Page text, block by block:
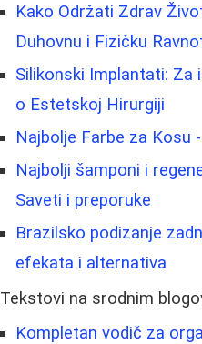
Kako Održati Zdrav
Duhovnu i Fizičku
Silikonski Implantati: Za
o Estetskoj Hirurgiji
Najbolje Farbe za Kosu
Najbolji šamponi i
Saveti i preporuke
Brazilsko podizanje
efekata i alternativa
Tekstovi na srodnim
Kompletan vodič za